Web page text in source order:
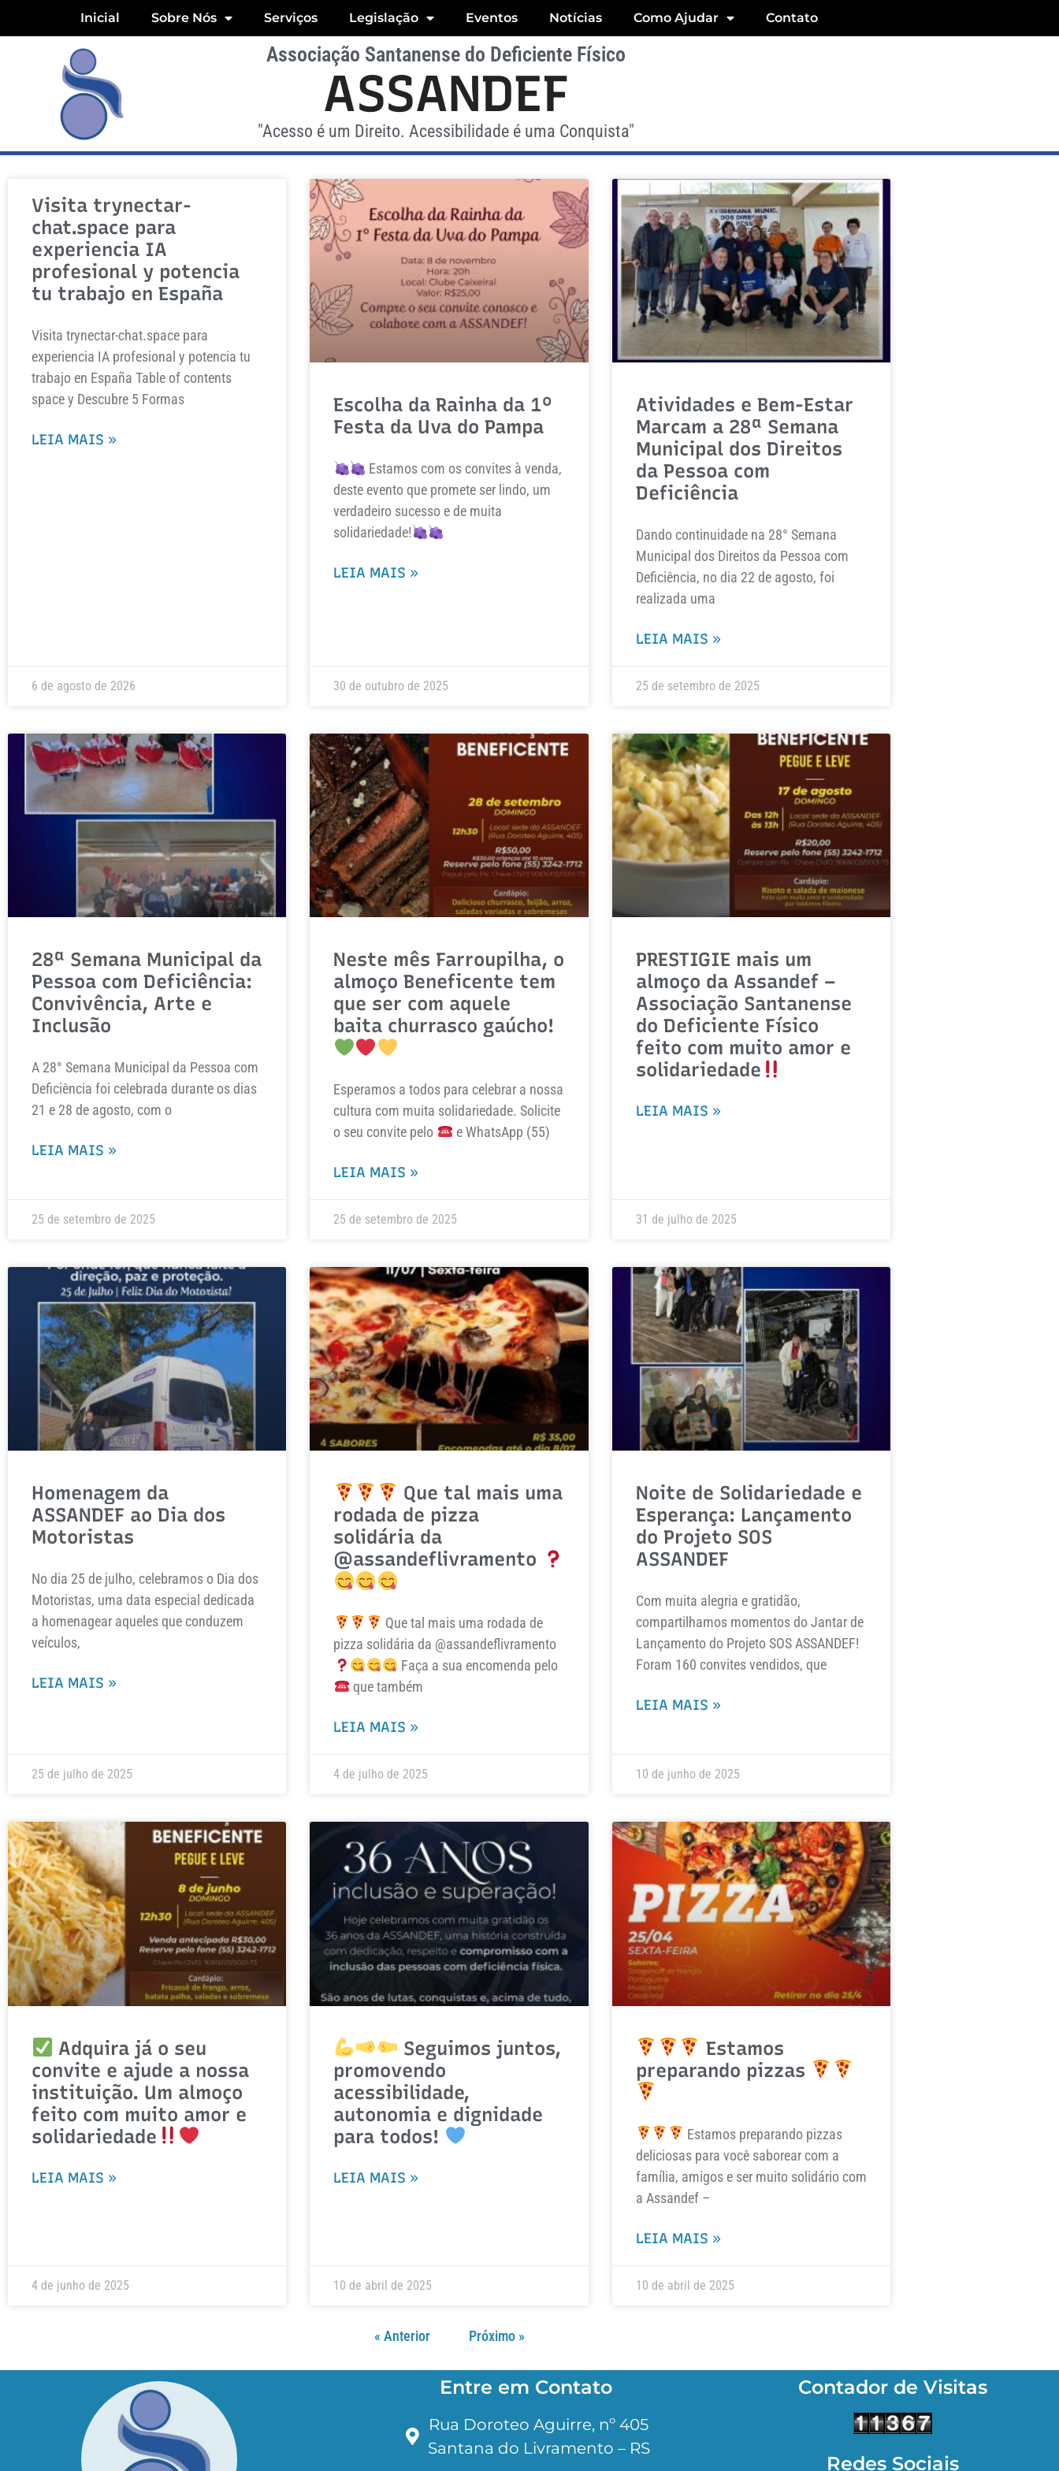
Inicial Sobre Nós Serviços Legislação Eventos Notícias Como Ajudar Contato
Associação Santanense do Deficiente Físico
ASSANDEF
"Acesso é um Direito. Acessibilidade é uma Conquista"
Visita trynectar-
chat.space para
experiencia IA
profesional y potencia
tu trabajo en España
Visita trynectar-chat.space para
experiencia IA profesional y potencia tu
trabajo en España Table of contents
space y Descubre 5 Formas
LEIA MAIS »
6 de agosto de 2026
Escolha da Rainha da 1º
Festa da Uva do Pampa
Estamos com os convites à venda,
deste evento que promete ser lindo, um
verdadeiro sucesso e de muita
solidariedade!
LEIA MAIS »
30 de outubro de 2025
Atividades e Bem-Estar
Marcam a 28ª Semana
Municipal dos Direitos
da Pessoa com
Deficiência
Dando continuidade na 28° Semana
Municipal dos Direitos da Pessoa com
Deficiência, no dia 22 de agosto, foi
realizada uma
LEIA MAIS »
25 de setembro de 2025
28ª Semana Municipal da
Pessoa com Deficiência:
Convivência, Arte e
Inclusão
A 28° Semana Municipal da Pessoa com
Deficiência foi celebrada durante os dias
21 e 28 de agosto, com o
LEIA MAIS »
25 de setembro de 2025
Neste mês Farroupilha, o
almoço Beneficente tem
que ser com aquele
baita churrasco gaúcho!
Esperamos a todos para celebrar a nossa
cultura com muita solidariedade. Solicite
o seu convite pelo
e WhatsApp (55)
LEIA MAIS »
25 de setembro de 2025
PRESTIGIE mais um
almoço da Assandef –
Associação Santanense
do Deficiente Físico
feito com muito amor e
solidariedade
LEIA MAIS »
31 de julho de 2025
Homenagem da
ASSANDEF ao Dia dos
Motoristas
No dia 25 de julho, celebramos o Dia dos
Motoristas, uma data especial dedicada
a homenagear aqueles que conduzem
veículos,
LEIA MAIS »
25 de julho de 2025
Que tal mais uma
rodada de pizza
solidária da
@assandeflivramento
Que tal mais uma rodada de
pizza solidária da @assandeflivramento
Faça a sua encomenda pelo
que também
LEIA MAIS »
4 de julho de 2025
Noite de Solidariedade e
Esperança: Lançamento
do Projeto SOS
ASSANDEF
Com muita alegria e gratidão,
compartilhamos momentos do Jantar de
Lançamento do Projeto SOS ASSANDEF!
Foram 160 convites vendidos, que
LEIA MAIS »
10 de junho de 2025
Adquira já o seu
convite e ajude a nossa
instituição. Um almoço
feito com muito amor e
solidariedade
LEIA MAIS »
4 de junho de 2025
Seguimos juntos,
promovendo
acessibilidade,
autonomia e dignidade
para todos!
LEIA MAIS »
10 de abril de 2025
Estamos
preparando pizzas
Estamos preparando pizzas
deliciosas para você saborear com a
família, amigos e ser muito solidário com
a Assandef –
LEIA MAIS »
10 de abril de 2025
« Anterior Próximo »
Entre em Contato
Rua Doroteo Aguirre, nº 405
Santana do Livramento – RS
Contador de Visitas
Redes Sociais